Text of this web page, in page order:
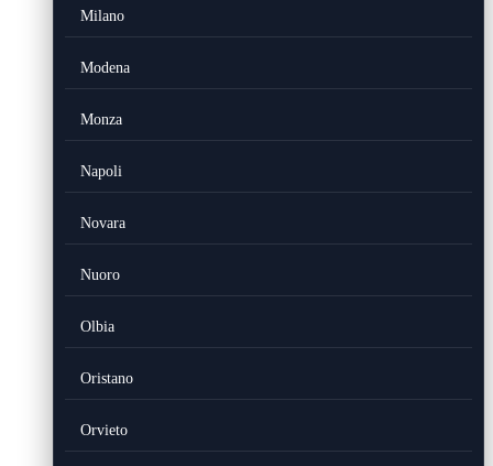
Milano
Modena
Monza
Napoli
Novara
Nuoro
Olbia
Oristano
Orvieto